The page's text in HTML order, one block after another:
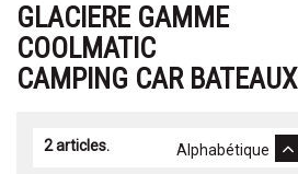
GLACIERE GAMME
COOLMATIC
CAMPING CAR BATEAUX
2 articles. Alphabétique